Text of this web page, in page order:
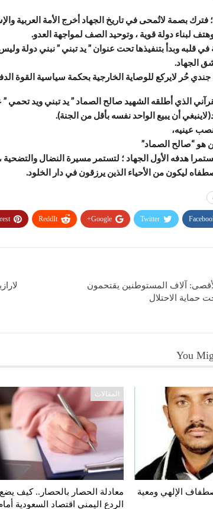
بصمة لاتُمحى في تاريخ الجهاد أخرج الأمة العربية
لبناء دولة قوية ، وتوحيد الصف لمواجهة العدو.
قلبه وبدأ بتنفيذها تحت عنوان ” يد تبني ” نبني دولة
الجهاد.
حُر لايركع للوصاية الخارجية بحكمة سياسية القوة
الذي أطلقه الشهيد صالح الصماد ” يد تبني ويد
أن يبيع الواحد نفسه بأقل من الجنة).
عينيه،
هو “صالح الصماد”
هدفه الأول الجهاد ؛ لتستمر مسيرة النضال والتضحية
ليكون من الأحياء الذين يرزقون في دار الخلود.
Twitter
Google+
ReddIt
آلاف المستوطنين يقتحمون
حماية الاحتلال
You
الإلهي ومعية
المقالات
معادلة الحصار بالحصار.. كيف يضع
الردع اليمني اقتصاد السعودية